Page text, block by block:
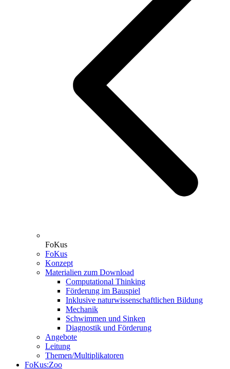
FoKus
FoKus
Konzept
Materialien zum Download
Computational Thinking
Förderung im Bauspiel
Inklusive naturwissenschaftlichen Bildung
Mechanik
Schwimmen und Sinken
Diagnostik und Förderung
Angebote
Leitung
Themen/Multiplikatoren
FoKus:Zoo